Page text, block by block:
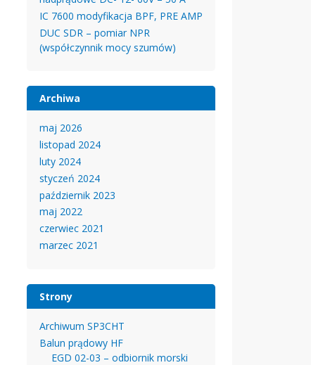
IC 7600 modyfikacja BPF, PRE AMP
DUC SDR – pomiar NPR
(współczynnik mocy szumów)
Archiwa
maj 2026
listopad 2024
luty 2024
styczeń 2024
październik 2023
maj 2022
czerwiec 2021
marzec 2021
Strony
Archiwum SP3CHT
Balun prądowy HF
EGD 02-03 – odbiornik morski